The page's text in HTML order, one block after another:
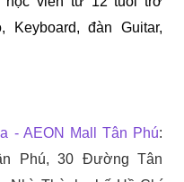
Keyboard, đàn Guitar,
- AEON Mall Tân Phú:
Phú, 30 Đường Tân